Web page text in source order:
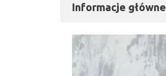
Informacje główne